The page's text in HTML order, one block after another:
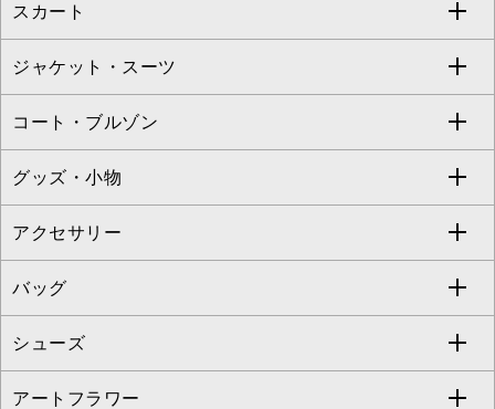
ブラウス・シャツ
ニット・セーター
カーディガン
アンサンブルセット
ベスト・ジレ
パーカー
タンクトップ・キャミソール
スウェット・ジャージー
ワンピース
ドレス
チュニック
ジャンパースカート
その他のワンピース・ドレス
すべてのパンツ
フルレングスパンツ
クロップド・半端丈パンツ
ガウチョ・ワイドパンツ
ハーフ・ショート丈パンツ
サロペット・オールインワン
その他のパンツ
スカート
すべてのスカート
ロング・マキシ丈スカート
ひざ丈スカート
ミモレ丈スカート
ショート・ミニ丈スカート
その他のスカート
ジャケット・スーツ
すべてのジャケット・スーツ
テーラードジャケット
ノーカラージャケット
セットアップ
セットアップジャケット
セットアップパンツ
コート・ブルゾン
すべてのコート・ブルゾン
トレンチコート
ピーコート
ダッフルコート
チェスターコート
グッズ・小物
すべてのグッズ・小物
マスク
ストール・マフラー・スヌード
ベルト・サスペンダー
アクセサリー
すべてのアクセサリー
ネックレス
ピアス・イヤリング
バッグ
すべてのバッグ
トートバッグ
シューズ
すべてのシューズ
アートフラワー